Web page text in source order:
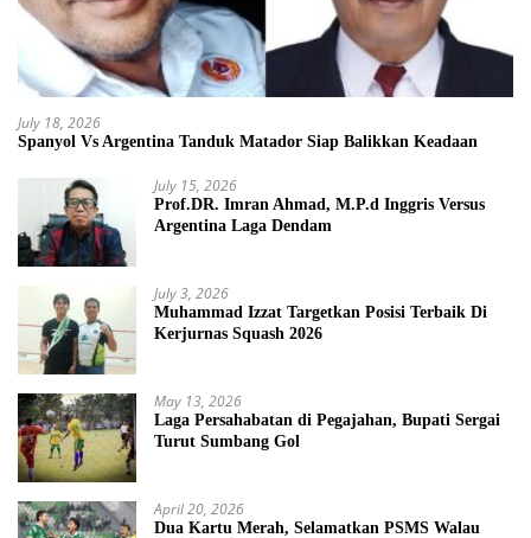
July 18, 2026
Spanyol Vs Argentina Tanduk Matador Siap Balikkan Keadaan
July 15, 2026
Prof.DR. Imran Ahmad, M.P.d Inggris Versus
Argentina Laga Dendam
July 3, 2026
Muhammad Izzat Targetkan Posisi Terbaik Di
Kerjurnas Squash 2026
May 13, 2026
Laga Persahabatan di Pegajahan, Bupati Sergai
Turut Sumbang Gol
April 20, 2026
Dua Kartu Merah, Selamatkan PSMS Walau